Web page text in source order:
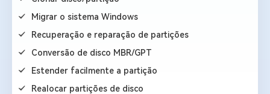
Migrar o sistema Windows
Recuperação e reparação de partições
Conversão de disco MBR/GPT
Estender facilmente a partição
Realocar partições de disco